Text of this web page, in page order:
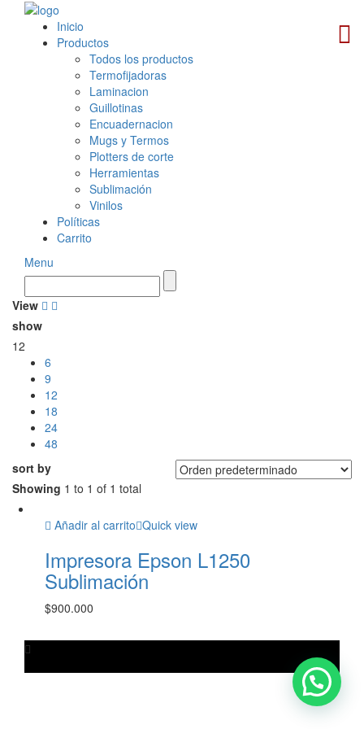
Inicio
Productos
Todos los productos
Termofijadoras
Laminacion
Guillotinas
Encuadernacion
Mugs y Termos
Plotters de corte
Herramientas
Sublimación
Vinilos
Políticas
Carrito
Menu
View
show
12
6
9
12
18
24
48
sort by
Showing 1 to 1 of 1 total
Añadir al carrito Quick view
Impresora Epson L1250
Sublimación
$900.000